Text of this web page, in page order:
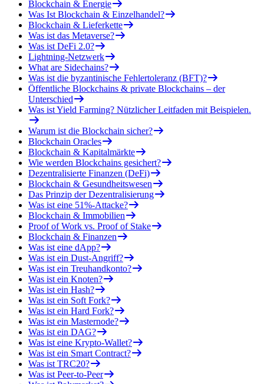
Blockchain & Energie
Was Ist Blockchain & Einzelhandel?
Blockchain & Lieferkette
Was ist das Metaverse?
Was ist DeFi 2.0?
Lightning-Netzwerk
What are Sidechains?
Was ist die byzantinische Fehlertoleranz (BFT)?
Öffentliche Blockchains & private Blockchains – der
Unterschied
Was ist Yield Farming? Nützlicher Leitfaden mit Beispielen.
Warum ist die Blockchain sicher?
Blockchain Oracles
Blockchain & Kapitalmärkte
Wie werden Blockchains gesichert?
Dezentralisierte Finanzen (DeFi)
Blockchain & Gesundheitswesen
Das Prinzip der Dezentralisierung
Was ist eine 51%-Attacke?
Blockchain & Immobilien
Proof of Work vs. Proof of Stake
Blockchain & Finanzen
Was ist eine dApp?
Was ist ein Dust-Angriff?
Was ist ein Treuhandkonto?
Was ist ein Knoten?
Was ist ein Hash?
Was ist ein Soft Fork?
Was ist ein Hard Fork?
Was ist ein Masternode?
Was ist ein DAG?
Was ist eine Krypto-Wallet?
Was ist ein Smart Contract?
Was ist TRC20?
Was ist Peer-to-Peer